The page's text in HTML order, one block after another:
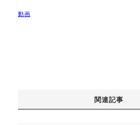
動画
関連記事